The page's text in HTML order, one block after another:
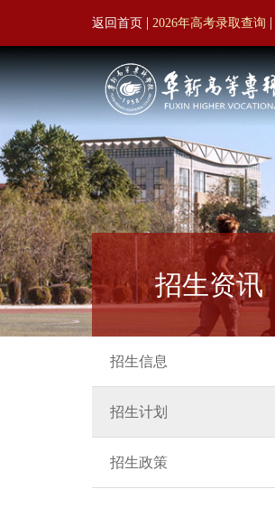
返回首页 | 2026年高考录取查询 |
招生资讯
招生信息
招生计划
招生政策